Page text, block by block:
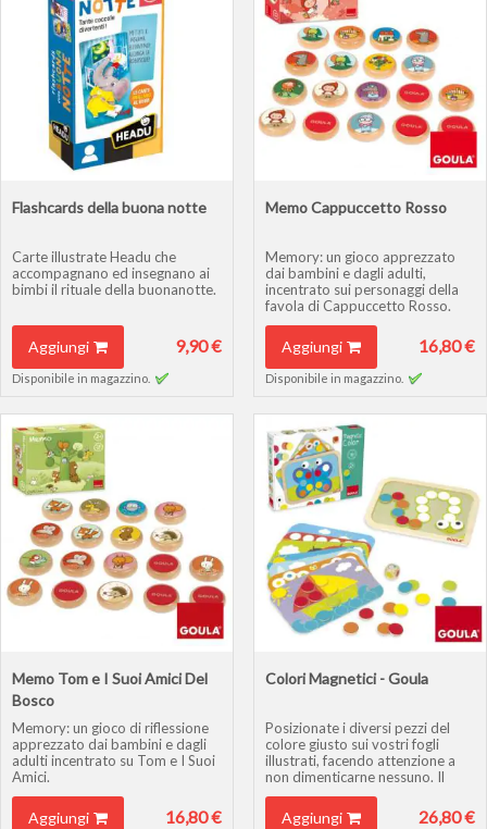
Flashcards della buona notte
Carte illustrate Headu che
accompagnano ed insegnano ai
bimbi il rituale della buonanotte.
Aggiungi 9,90 €
Disponibile in magazzino.
Memo Cappuccetto Rosso
Memory: un gioco apprezzato
dai bambini e dagli adulti,
incentrato sui personaggi della
favola di Cappuccetto Rosso.
Aggiungi 16,80 €
Disponibile in magazzino.
Memo Tom e I Suoi Amici Del
Bosco
Memory: un gioco di riflessione
apprezzato dai bambini e dagli
adulti incentrato su Tom e I Suoi
Amici.
Aggiungi 16,80 €
Colori Magnetici - Goula
Posizionate i diversi pezzi del
colore giusto sui vostri fogli
illustrati, facendo attenzione a
non dimenticarne nessuno. Il
vincitore sarà chi inserisce il
numero maggiori di pezzi.
Aggiungi 26,80 €